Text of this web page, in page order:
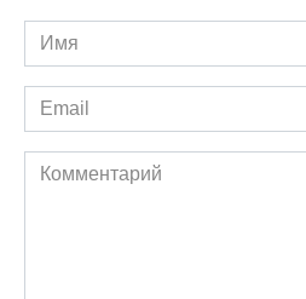
Имя
*
Email
*
Комментарий